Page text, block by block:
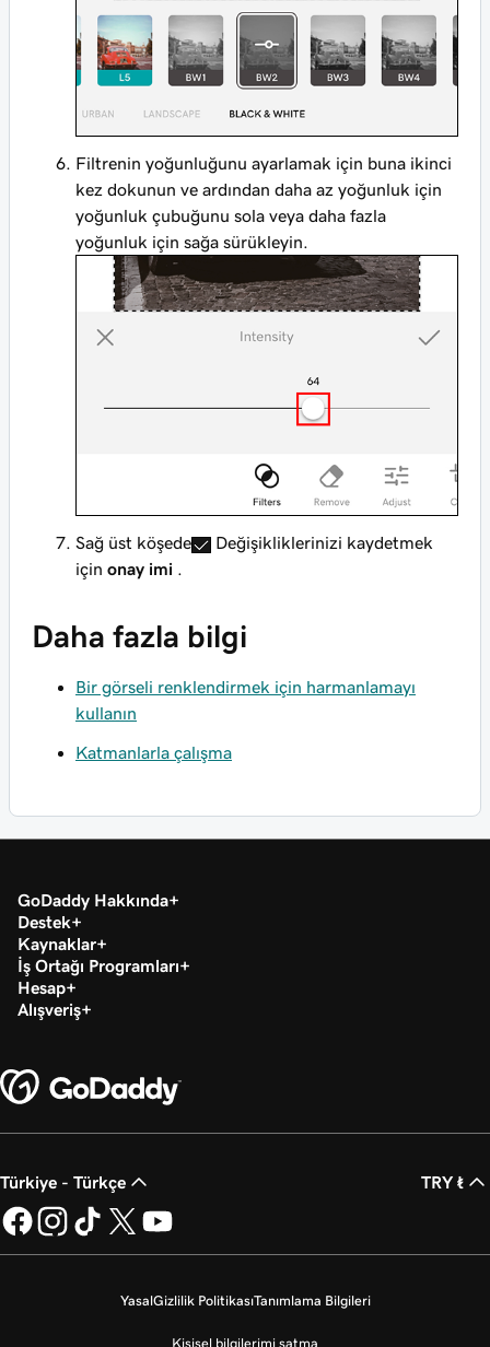
Filtrenin yoğunluğunu ayarlamak için buna ikinci
kez dokunun ve ardından daha az yoğunluk için
yoğunluk çubuğunu sola veya daha fazla
yoğunluk için sağa sürükleyin.
Sağ üst köşede
Değişikliklerinizi kaydetmek
için onay imi
Daha fazla bilgi
Bir görseli renklendirmek için harmanlamayı
kullanın
Katmanlarla çalışma
GoDaddy Hakkında
Destek
Kaynaklar
İş Ortağı Programları
Hesap
Alışveriş
Türkiye - Türkçe TRY ₺
YasalGizlilik PolitikasıTanımlama Bilgileri
Kişisel bilgilerimi satma